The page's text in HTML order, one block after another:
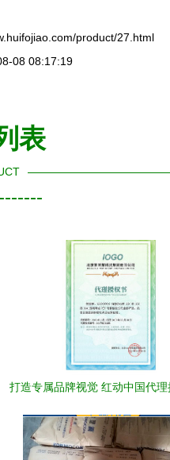
product/27.html
08 08:17:19
表
打造专属品牌视觉 红动中国代